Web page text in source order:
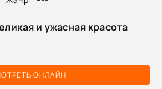
ОНЛАЙН
и ужасная красота